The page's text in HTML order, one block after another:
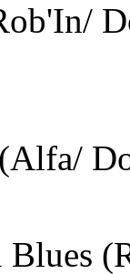
Blues